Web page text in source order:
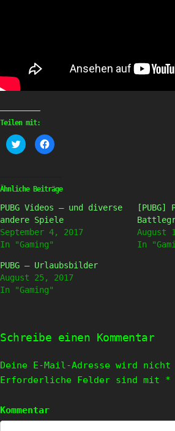
Teilen mit:
Klick,
um
(Wird
in
Fenster
geöffnet)
Klick,
um
(Wird
in
Fenster
geöffnet)
Ähnliche Beiträge
PUBG Videos – und diverse
andere Spiele
September 4, 2017
In "Gaming"
[PUBG]
August
In
PUBG – Urlaubsbilder
August 25, 2017
In "Gaming"
Schreibe einen Kommentar
Deine E-Mail-Adresse wird
Erforderliche Felder sind mit *
Kommentar